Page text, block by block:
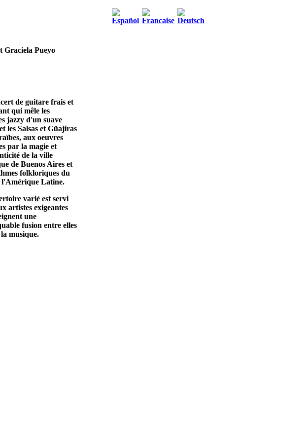
Graciela Pueyo
de guitare frais et
qui mêle les
jazzy d'un suave
les Salsas et Güajiras
aux oeuvres
par la magie et
de la ville
de Buenos Aires et
folkloriques du
l'Amérique Latine.
varié est servi
artistes exigeantes
une
fusion entre elles
musique.